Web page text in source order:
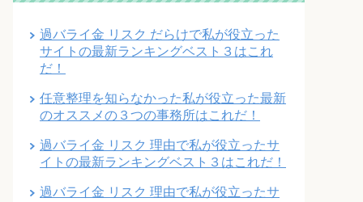
過バライ金 リスク だらけで私が役立った
サイトの最新ランキングベスト３はこれ
だ！
任意整理を知らなかった私が役立った最新
のオススメの３つの事務所はこれだ！
過バライ金 リスク 理由で私が役立ったサ
イトの最新ランキングベスト３はこれだ！
過バライ金 リスク 理由で私が役立ったサ